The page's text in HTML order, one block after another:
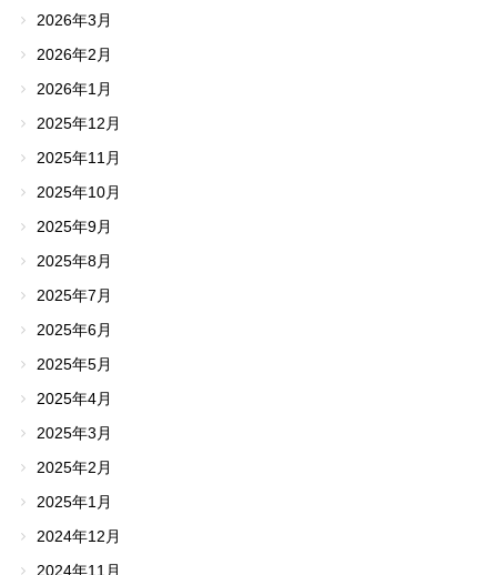
2026年3月
2026年2月
2026年1月
2025年12月
2025年11月
2025年10月
2025年9月
2025年8月
2025年7月
2025年6月
2025年5月
2025年4月
2025年3月
2025年2月
2025年1月
2024年12月
2024年11月